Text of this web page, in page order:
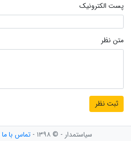
پست الکترونیک
متن نظر
سیاستمدار - © ۱۳۹۸ - تماس با ما